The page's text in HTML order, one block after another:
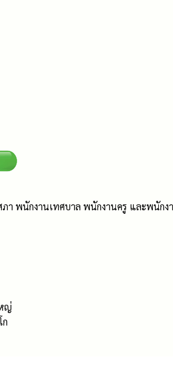
า พนักงานเทศบาล พนักงานครู และพนักง
ญ่